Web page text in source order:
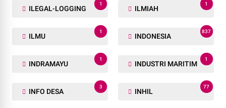
ILEGAL-LOGGING
1
ILMIAH
1
ILMU
1
INDONESIA
837
INDRAMAYU
1
INDUSTRI MARITIM
1
INFO DESA
3
INHIL
77